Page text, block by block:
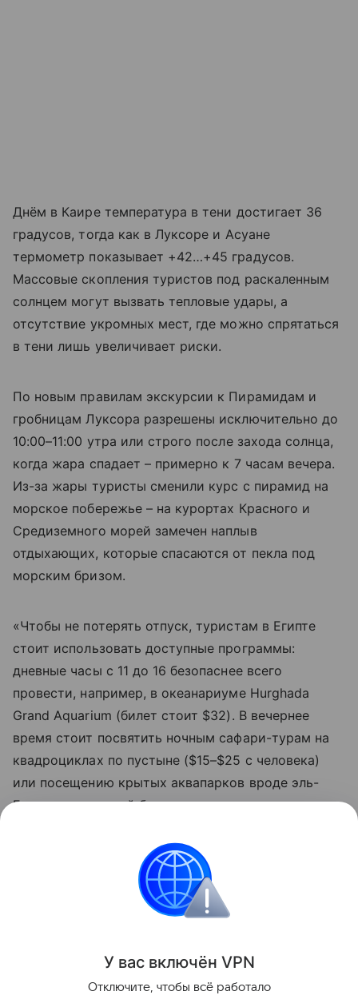
Днём в Каире температура в тени достигает 36
градусов, тогда как в Луксоре и Асуане
термометр показывает +42…+45 градусов.
Массовые скопления туристов под раскаленным
солнцем могут вызвать тепловые удары, а
отсутствие укромных мест, где можно спрятаться
в тени лишь увеличивает риски.
По новым правилам экскурсии к Пирамидам и
гробницам Луксора разрешены исключительно до
10:00–11:00 утра или строго после захода солнца,
когда жара спадает – примерно к 7 часам вечера.
Из-за жары туристы сменили курс с пирамид на
морское побережье – на курортах Красного и
Средиземного морей замечен наплыв
отдыхающих, которые спасаются от пекла под
морским бризом.
«Чтобы не потерять отпуск, туристам в Египте
стоит использовать доступные программы:
дневные часы с 11 до 16 безопаснее всего
провести, например, в океанариуме Hurghada
Grand Aquarium (билет стоит $32). В вечернее
время стоит посвятить ночным сафари-турам на
квадроциклах по пустыне ($15–$25 с человека)
или посещению крытых аквапарков вроде эль-
Гуны, где вечерний билет после захода солнца
египетскому направлению Фуад эль Гохари.
Новости
Поделиться
У вас включён VPN
Отключите, чтобы всё работало